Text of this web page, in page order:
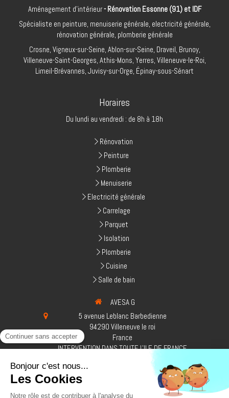
Aménagement d'intérieur- Rénovation Essonne (91) et IDF
Spécialiste en peinture, menuiserie générale, electricité générale,
rénovation générale, plomberie générale
Crosne, Vigneux-sur-Seine, Ablon-sur-Seine, Draveil, Brunoy,
Villeneuve-Saint-Georges, Athis-Mons, Yerres, Villeneuve-le-Roi,
Limeil-Brévannes, Juvisy-sur-Orge, Épinay-sous-Sénart
Horaires
Du lundi au vendredi : de 8h à 18h
Rénovation
Peinture
Plomberie
Menuiserie
Electricité générale
Carrelage
Parquet
Isolation
Plomberie
Cuisine
Salle de bain
AVESA G
5 avenue Leblanc Barbedienne
94290 Villeneuve le roi
France
INTERVENTION DANS TOUTE L'ILE DE FRANCE
Afficher le téléphone